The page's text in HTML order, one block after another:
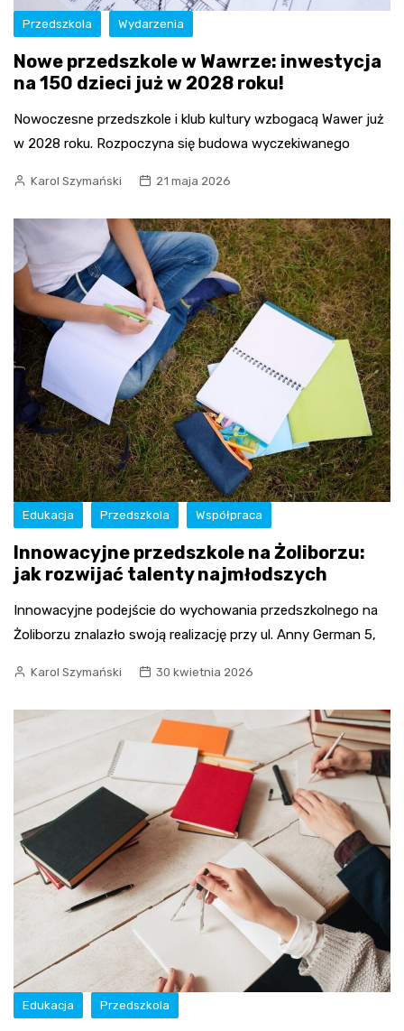
Przedszkola Wydarzenia
Nowe przedszkole w Wawrze: inwestycja
na 150 dzieci już w 2028 roku!
Nowoczesne przedszkole i klub kultury wzbogacą Wawer już
w 2028 roku. Rozpoczyna się budowa wyczekiwanego
Karol Szymański 21 maja 2026
Edukacja Przedszkola Współpraca
Innowacyjne przedszkole na Żoliborzu:
jak rozwijać talenty najmłodszych
Innowacyjne podejście do wychowania przedszkolnego na
Żoliborzu znalazło swoją realizację przy ul. Anny German 5,
Karol Szymański 30 kwietnia 2026
Edukacja Przedszkola